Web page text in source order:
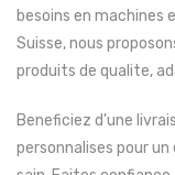
besoins en machines
Suisse, nous
produits de qualite,
Beneficiez d'une
personnalises pour